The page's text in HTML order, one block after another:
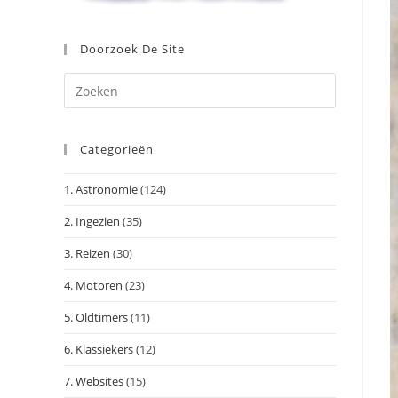
Doorzoek De Site
op
Categorieën
1. Astronomie(124)
2. Ingezien (35)
3. Reizen (30)
4. Motoren (23)
5. Oldtimers(11)
6. Klassiekers(12)
7. Websites(15)